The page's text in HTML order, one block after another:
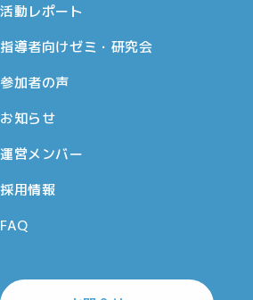
活動レポート
指導者向けゼミ・研究会
参加者の声
お知らせ
運営メンバー
採用情報
FAQ